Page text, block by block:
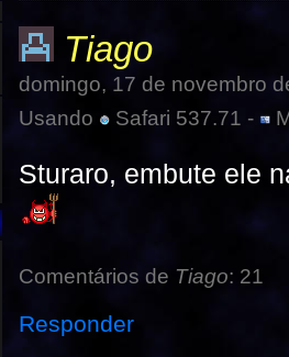
Tiago
domingo, 17 de novembro
Usando
Safari 537.71 -
Sturaro, embute ele
Comentários de Tiago: 21
Responder